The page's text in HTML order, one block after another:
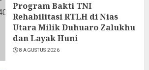
Program Bakti TNI
Rehabilitasi RTLH di Nias
Utara Milik Duhuaro Zalukhu
dan Layak Huni
8 AGUSTUS 2026